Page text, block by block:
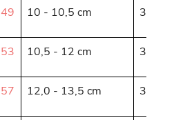
10 - 10,5 cm 3,18 -
10,5 - 12 cm 3,34 -
12,0 - 13,5 cm 3,82 -